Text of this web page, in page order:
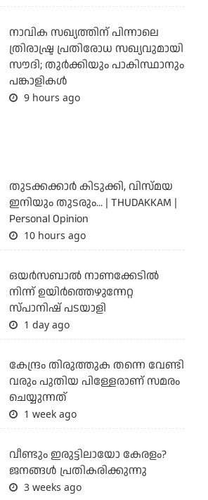
നാവിക സഖ്യത്തിന് പിന്നാലെ
ത്രിരാഷ്ട്ര പ്രതിരോധ സഖ്യവുമായി
സൗദി; തുര്‍ക്കിയും പാകിസ്ഥാനും
പങ്കാളികള്‍
9 hours ago
തുടക്കക്കാര്‍ കിടുക്കി, വിസ്മയ
ഇനിയും തുടരും... | THUDAKKAM |
Personal Opinion
10 hours ago
ഒയര്‍സബാൽ നാണക്കേടിൽ
നിന്ന് ഉയിർത്തെഴുന്നേറ്റ
സ്പാനിഷ് പടയാളി
1 day ago
കേന്ദ്രം തിരുത്തുക തന്നെ വേണ്ടി
വരും പുതിയ പിള്ളേരാണ് സമരം
ചെയ്യുന്നത്
1 week ago
വീണ്ടും ഇരുട്ടിലായോ കേരളം?
ജനങ്ങൾ പ്രതികരിക്കുന്നു
3 weeks ago